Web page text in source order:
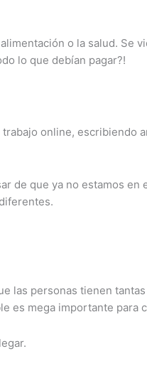
o la salud. Se
lo que debían pagar?!
online, escribiendo
de que ya no estamos en
las personas tienen
es mega importante para